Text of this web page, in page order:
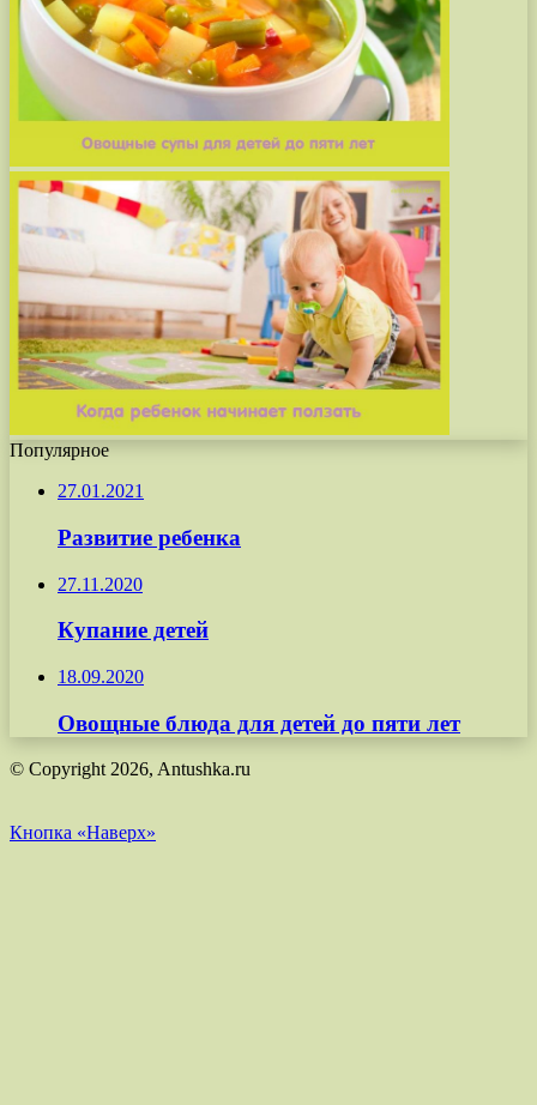
Популярное
27.01.2021
Развитие ребенка
27.11.2020
Купание детей
18.09.2020
Овощные блюда для детей до пяти лет
© Copyright 2026, Antushka.ru
Кнопка «Наверх»